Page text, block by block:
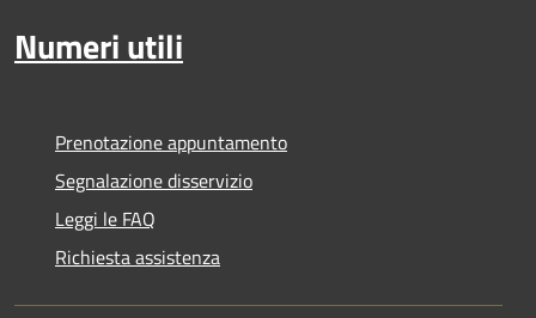
Numeri utili
Prenotazione appuntamento
Segnalazione disservizio
Leggi le FAQ
Richiesta assistenza